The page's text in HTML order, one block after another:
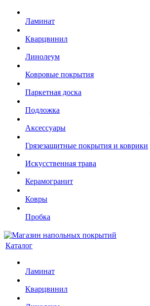
Ламинат
Кварцвинил
Линолеум
Ковровые покрытия
Паркетная доска
Подложка
Аксессуары
Грязезащитные покрытия и коврики
Искусственная трава
Керамогранит
Ковры
Пробка
Каталог
Ламинат
Кварцвинил